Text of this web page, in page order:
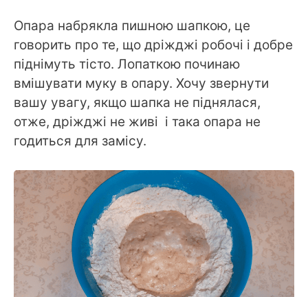
Опара набрякла пишною шапкою, це
говорить про те, що дріжджі робочі і добре
піднімуть тісто. Лопаткою починаю
вмішувати муку в опару. Хочу звернути
вашу увагу, якщо шапка не піднялася,
отже, дріжджі не живі і така опара не
годиться для замісу.